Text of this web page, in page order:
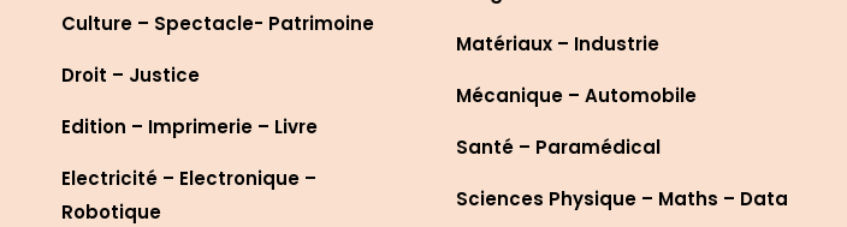
Culture – Spectacle- Patrimoine
Droit – Justice
Edition – Imprimerie – Livre
Electricité – Electronique –
Robotique
Matériaux – Industrie
Mécanique – Automobile
Santé – Paramédical
Sciences Physique – Maths – Data